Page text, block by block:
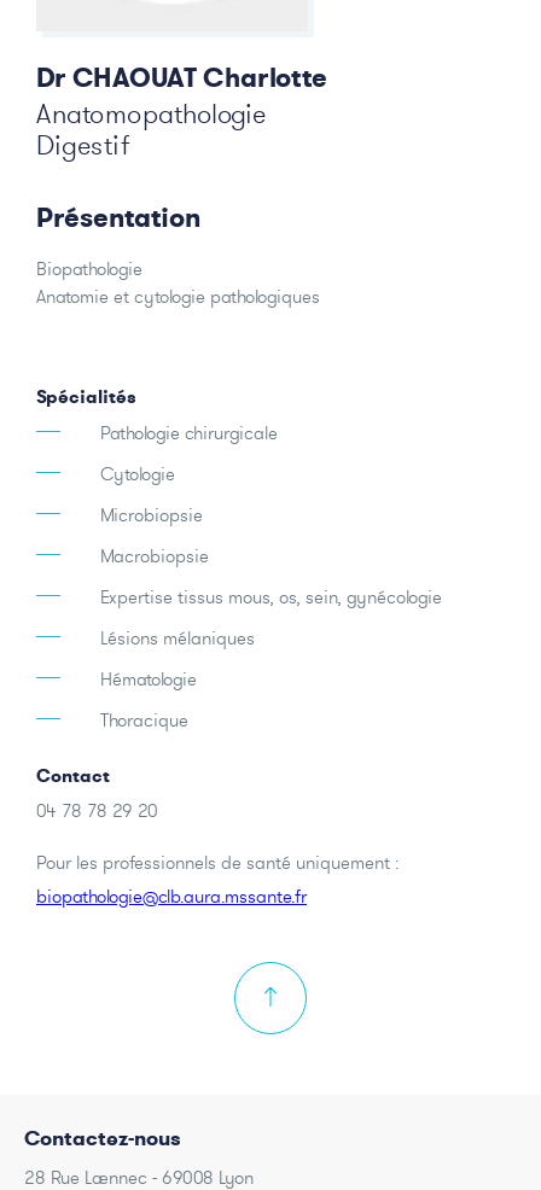
Dr CHAOUAT Charlotte
Anatomopathologie
Digestif
Présentation
Biopathologie
Anatomie et cytologie pathologiques
Spécialités
Pathologie chirurgicale
Cytologie
Microbiopsie
Macrobiopsie
Expertise tissus mous, os, sein, gynécologie
Lésions mélaniques
Hématologie
Thoracique
Contact
04 78 78 29 20
Pour les professionnels de santé uniquement :
biopathologie@clb.aura.mssante.fr
Contactez-nous
28 Rue Laennec - 69008 Lyon